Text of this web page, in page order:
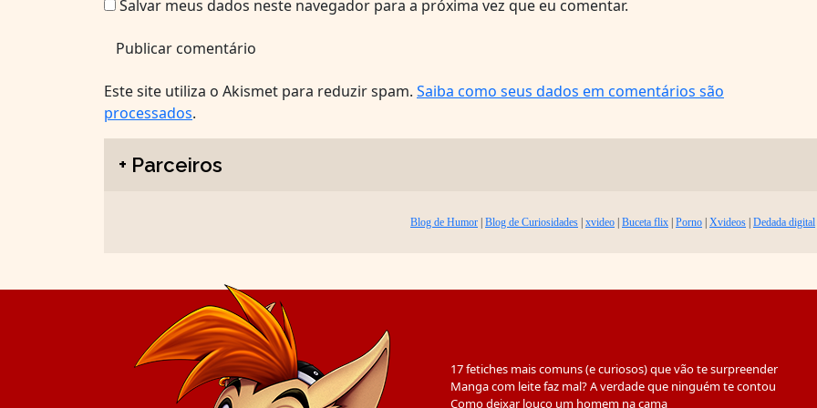
Salvar meus dados neste navegador para a próxima vez que eu comentar.
Este site utiliza o Akismet para reduzir spam. Saiba como seus dados em comentários são
processados.
+ Parceiros
Blog de Humor Blog de Curiosidades xvideo Buceta flix Porno Xvideos Dedada digital
17 fetiches mais comuns (e curiosos) que vão te surpreender
Manga com leite faz mal? A verdade que ninguém te contou
Como deixar louco um homem na cama